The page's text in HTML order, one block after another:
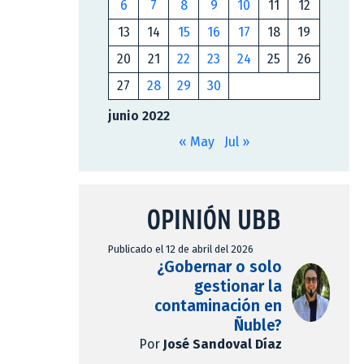
junio 2022
6
7 8 9 10 11
12
13
14 15 16 17 18
19
20
21 22 23 24 25
26
27
28 29 30
« May Jul »
OPINIÓN UBB
Publicado el 12 de abril del 2026
¿Gobernar o solo
gestionar la
contaminación en
Ñuble?
Por José Sandoval Díaz